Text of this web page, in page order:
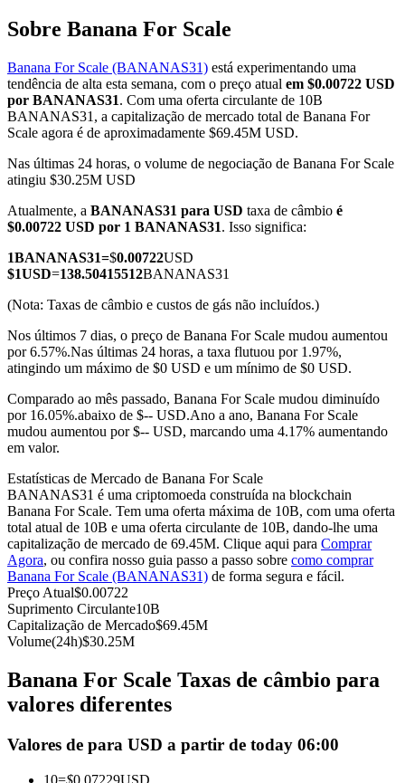
Futuros COIN-M
Futuros de criptomoeda
TradFi
Derivativos de ações, câmbio, metais preciosos e commodities
Futuros usando USDC como garantia
Copiar Trading
Junte-se aos principais traders
Sobre Banana For Scale
Banana For Scale (BANANAS31) está experimentando uma
tendência de alta esta semana, com o preço atual em $0.00722 USD
por BANANAS31. Com uma oferta circulante de 10B
BANANAS31, a capitalização de mercado total de Banana For
Scale agora é de aproximadamente $69.45M USD.
Nas últimas 24 horas, o volume de negociação de Banana For Scale
atingiu $30.25M USD
Atualmente, a BANANAS31 para USD taxa de câmbio é
$0.00722 USD por 1 BANANAS31. Isso significa:
1BANANAS31=$0.00722USD
$1USD=138.50415512BANANAS31
(Nota: Taxas de câmbio e custos de gás não incluídos.)
Nos últimos 7 dias, o preço de Banana For Scale mudou aumentou
por 6.57%.Nas últimas 24 horas, a taxa flutuou por 1.97%,
atingindo um máximo de $0 USD e um mínimo de $0 USD.
Comparado ao mês passado, Banana For Scale mudou diminuído
por 16.05%.abaixo de $-- USD.Ano a ano, Banana For Scale
mudou aumentou por $-- USD, marcando uma 4.17% aumentando
em valor.
Estatísticas de Mercado de Banana For Scale
BANANAS31 é uma criptomoeda construída na blockchain
Banana For Scale. Tem uma oferta máxima de 10B, com uma oferta
total atual de 10B e uma oferta circulante de 10B, dando-lhe uma
capitalização de mercado de 69.45M. Clique aqui para Comprar
Agora, ou confira nosso guia passo a passo sobre como comprar
Banana For Scale (BANANAS31) de forma segura e fácil.
Preço Atual$0.00722
Suprimento Circulante10B
Capitalização de Mercado$69.45M
Volume(24h)$30.25M
Banana For Scale Taxas de câmbio para
valores diferentes
Valores de para USD a partir de today 06:00
10=$0.07229USD